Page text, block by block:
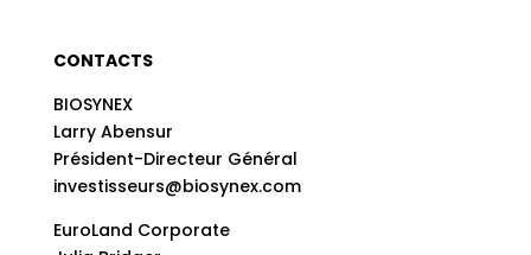
CONTACTS
BIOSYNEX
Larry Abensur
Président-Directeur Général
investisseurs@biosynex.com
EuroLand Corporate